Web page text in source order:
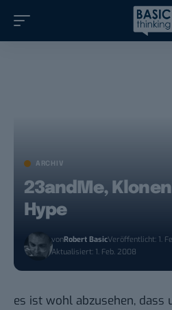
ARCHIV
23andMe, Klonen
Hype
vonRobert BasicVeröffentlicht: 1.
Aktualisiert: 1. Feb. 2008
es ist wohl abzusehen, dass